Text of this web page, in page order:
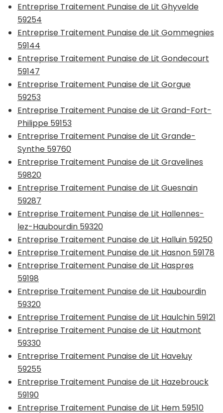
Entreprise Traitement Punaise de Lit Ghyvelde
59254
Entreprise Traitement Punaise de Lit Gommegnies
59144
Entreprise Traitement Punaise de Lit Gondecourt
59147
Entreprise Traitement Punaise de Lit Gorgue
59253
Entreprise Traitement Punaise de Lit Grand-Fort-
Philippe 59153
Entreprise Traitement Punaise de Lit Grande-
Synthe 59760
Entreprise Traitement Punaise de Lit Gravelines
59820
Entreprise Traitement Punaise de Lit Guesnain
59287
Entreprise Traitement Punaise de Lit Hallennes-
lez-Haubourdin 59320
Entreprise Traitement Punaise de Lit Halluin 59250
Entreprise Traitement Punaise de Lit Hasnon 59178
Entreprise Traitement Punaise de Lit Haspres
59198
Entreprise Traitement Punaise de Lit Haubourdin
59320
Entreprise Traitement Punaise de Lit Haulchin 59121
Entreprise Traitement Punaise de Lit Hautmont
59330
Entreprise Traitement Punaise de Lit Haveluy
59255
Entreprise Traitement Punaise de Lit Hazebrouck
59190
Entreprise Traitement Punaise de Lit Hem 59510